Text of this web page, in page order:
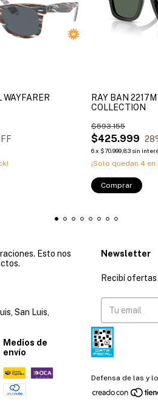
WAYFARER
RAY BAN
COLLECTION
$425.999
$593.155
28
6x $70.999,83 sin
¡Solo quedan 4 en
Comprar
Esto nos
San Luis,
Newsletter
Recibí
Medios de
envío
Defensa de las y